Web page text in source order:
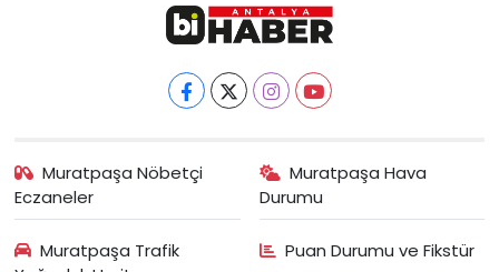
Muratpaşa Nöbetçi
Eczaneler
Muratpaşa Hava
Durumu
Muratpaşa Trafik
Puan Durumu ve Fikstür